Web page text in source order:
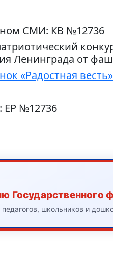
СМИ: КВ №12736
Ленинграда от
«Радостная весть»
ЕР №12736
Государственного
школьников и